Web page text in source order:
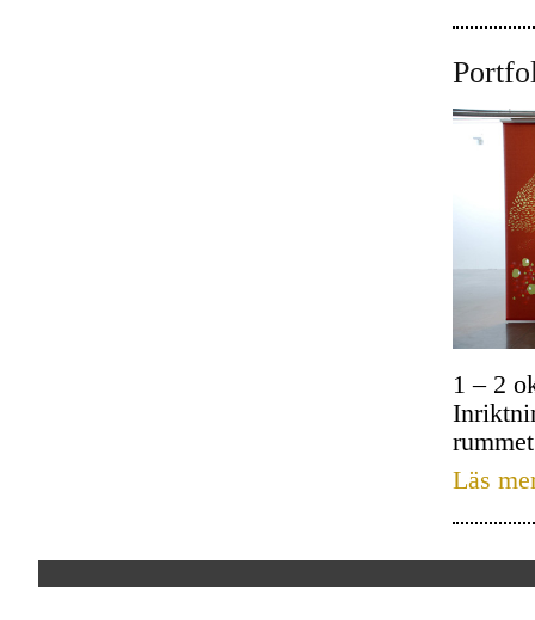
1 – 2
Läs